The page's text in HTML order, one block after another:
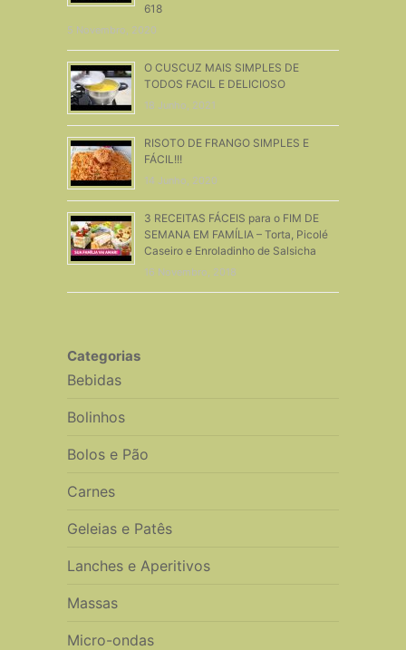
618
5 Novembro, 2020
O CUSCUZ MAIS SIMPLES DE
TODOS FACIL E DELICIOSO
18 Junho, 2021
RISOTO DE FRANGO SIMPLES E
FÁCIL!!!
14 Junho, 2020
3 RECEITAS FÁCEIS para o FIM DE
SEMANA EM FAMÍLIA – Torta, Picolé
Caseiro e Enroladinho de Salsicha
16 Novembro, 2018
Categorias
Bebidas
Bolinhos
Bolos e Pão
Carnes
Geleias e Patês
Lanches e Aperitivos
Massas
Micro-ondas